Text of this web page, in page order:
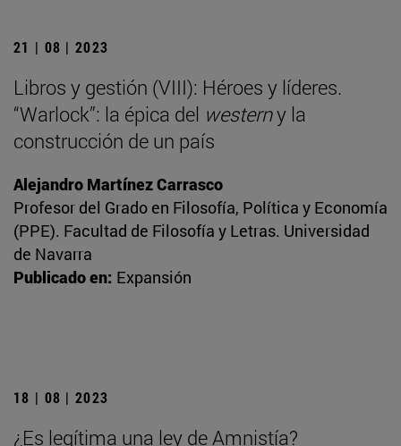
21 | 08 | 2023
Libros y gestión (VIII): Héroes y líderes.
“Warlock”: la épica del westerny la
construcción de un país
Alejandro Martínez Carrasco
Profesor del Grado en Filosofía, Política y Economía
(PPE). Facultad de Filosofía y Letras. Universidad
de Navarra
Publicado en: Expansión
18 | 08 | 2023
¿Es legítima una ley de Amnistía?